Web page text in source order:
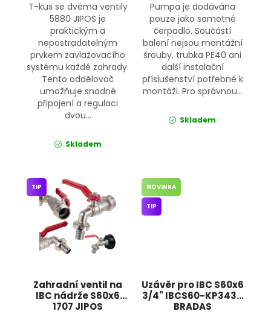
T-kus se dvěma ventily
5880 JIPOS je
praktickým a
nepostradatelným
prvkem zavlažovacího
systému každé zahrady.
Tento oddělovač
umožňuje snadné
připojení a regulaci
dvou...
Skladem
Pumpa je dodávána
pouze jako samotné
čerpadlo. Součástí
balení nejsou montážní
šrouby, trubka PE40 ani
další instalační
příslušenství potřebné k
montáži. Pro správnou...
Skladem
Zahradní ventil na
IBC nádrže S60x6
1707 JIPOS
TIP
Uzávěr pro IBC S60x6
3/4" IBCS60-KP3434
BRADAS
NOVINKA
TIP